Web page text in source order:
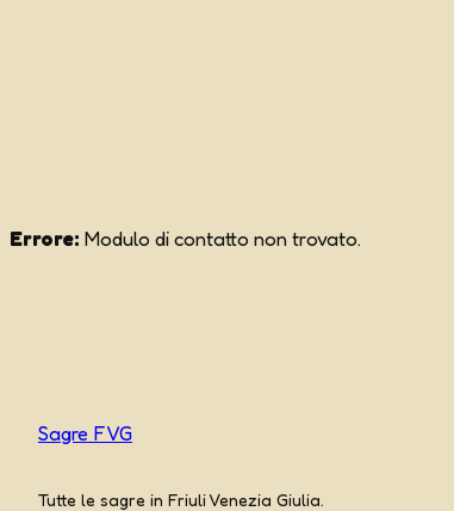
Errore: Modulo di contatto non trovato.
Sagre FVG
Tutte le sagre in Friuli Venezia Giulia.